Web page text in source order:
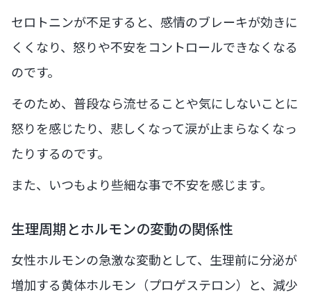
セロトニンが不足すると、感情のブレーキが効きに
くくなり、怒りや不安をコントロールできなくなる
のです。
そのため、普段なら流せることや気にしないことに
怒りを感じたり、悲しくなって涙が止まらなくなっ
たりするのです。
また、いつもより些細な事で不安を感じます。
生理周期とホルモンの変動の関係性
女性ホルモンの急激な変動として、生理前に分泌が
増加する黄体ホルモン（プロゲステロン）と、減少